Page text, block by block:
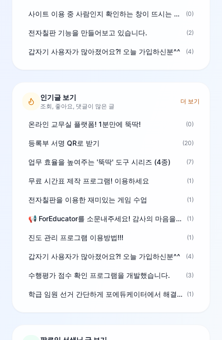
사이트 이용 중 사람인지 확인하는 창이 뜨시는 분은 알려주세요 (0)
전자칠판 기능을 만들어보고 있습니다. (2)
갑자기 사용자가 많아졌어요?! 오늘 가입하신분^^ (4)
인기글 보기
조회, 좋아요, 댓글이 많은 글
더 보기
온라인 교무실 플랫폼! 1분만에 뚝딱! (0)
등록부 서명 QR로 받기 (20)
업무 효율을 높여주는 '뚝딱' 도구 시리즈 (4종) (7)
무료 시간표 제작 프로그램! 이용하세요 (1)
전자칠판을 이용한 재미있는 게임 수업 (1)
📢 ForEducator를 소문내주세요! 감사의 마음을 담은 포인트 선물 (1)
진도 관리 프로그램 이용방법!!! (1)
갑자기 사용자가 많아졌어요?! 오늘 가입하신분^^ (4)
수행평가 점수 확인 프로그램을 개발했습니다. (3)
학급 임원 선거 간단하게 포에듀케이터에서 해결하세요! (1)